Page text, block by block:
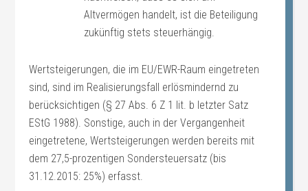
Altvermögen handelt, ist die Beteiligung
zukünftig stets steuerhängig.
Wertsteigerungen, die im EU/EWR-Raum eingetreten
sind, sind im Realisierungsfall erlösmindernd zu
berücksichtigen (§ 27 Abs. 6 Z 1 lit. b letzter Satz
EStG 1988). Sonstige, auch in der Vergangenheit
eingetretene, Wertsteigerungen werden bereits mit
dem 27,5-prozentigen Sondersteuersatz (bis
31.12.2015: 25%) erfasst.